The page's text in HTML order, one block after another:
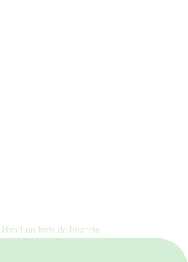
⁠ ⁠ Hvad nu hvis de historie